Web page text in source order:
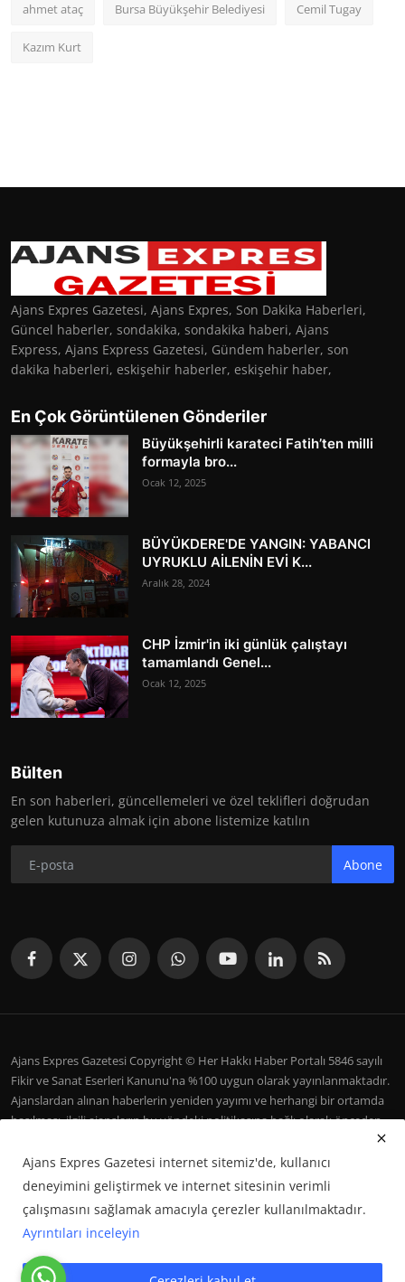
ahmet ataç Bursa Büyükşehir Belediyesi Cemil Tugay
Kazım Kurt
Ajans Expres Gazetesi, Ajans Expres, Son Dakika Haberleri,
Güncel haberler, sondakika, sondakika haberi, Ajans
Express, Ajans Express Gazetesi, Gündem haberler, son
dakika haberleri, eskişehir haberler, eskişehir haber,
En Çok Görüntülenen Gönderiler
Büyükşehirli karateci Fatih’ten milli
formayla bro...
Ocak 12, 2025
BÜYÜKDERE'DE YANGIN: YABANCI
UYRUKLU AİLENİN EVİ K...
Aralık 28, 2024
CHP İzmir'in iki günlük çalıştayı
tamamlandı Genel...
Ocak 12, 2025
Bülten
En son haberleri, güncellemeleri ve özel teklifleri doğrudan
gelen kutunuza almak için abone listemize katılın
Abone
Ajans Expres Gazetesi Copyright © Her Hakkı Haber Portalı 5846 sayılı
Fikir ve Sanat Eserleri Kanunu'na %100 uygun olarak yayınlanmaktadır.
Ajanslardan alınan haberlerin yeniden yayımı ve herhangi bir ortamda
basılması, ilgili ajansların bu yöndeki politikasına bağlı olarak önceden
İletişim Şartlar ve Koşullar Çerez Politikası
Galeri
Ajans Expres Gazetesi internet sitemiz'de, kullanıcı
deneyimini geliştirmek ve internet sitesinin verimli
çalışmasını sağlamak amacıyla çerezler kullanılmaktadır.
Ayrıntıları inceleyin
Google Haberler'de Bizi Takip Edin